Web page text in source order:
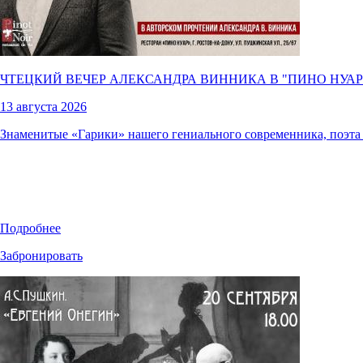
ЧТЕЦКИЙ ВЕЧЕР АЛЕКСАНДРА ВИННИКА В "ПИНО НУАР
13 августа 2026
Знаменитые «Гарики» нашего гениального современника,
Подробнее
Забронировать